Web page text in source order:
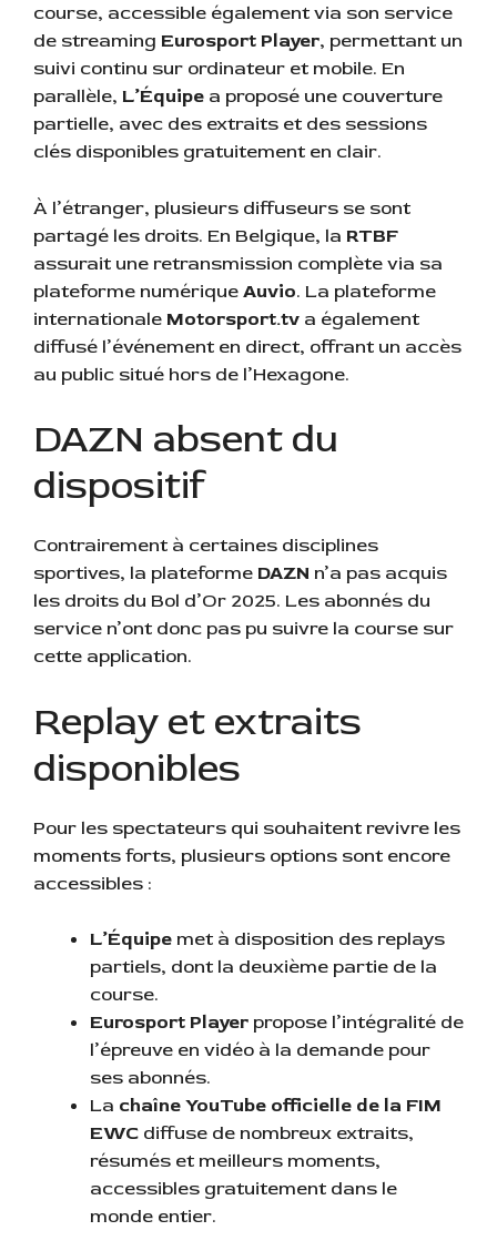
course, accessible également via son service
de streaming Eurosport Player, permettant un
suivi continu sur ordinateur et mobile. En
parallèle, L’Équipe a proposé une couverture
partielle, avec des extraits et des sessions
clés disponibles gratuitement en clair.
À l’étranger, plusieurs diffuseurs se sont
partagé les droits. En Belgique, la RTBF
assurait une retransmission complète via sa
plateforme numériqueAuvio. La plateforme
internationale Motorsport.tv a également
diffusé l’événement en direct, offrant un accès
au public situé hors de l’Hexagone.
DAZN absent du
dispositif
Contrairement à certaines disciplines
sportives, la plateforme DAZN n’a pas acquis
les droits du Bol d’Or 2025. Les abonnés du
service n’ont donc pas pu suivre la course sur
cette application.
Replay et extraits
disponibles
Pour les spectateurs qui souhaitent revivre les
moments forts, plusieurs options sont encore
accessibles :
L’Équipe met à disposition des replays
partiels, dont la deuxième partie de la
course.
Eurosport Player propose l’intégralité de
l’épreuve en vidéo à la demande pour
ses abonnés.
La chaîne YouTube officielle de la FIM
EWC diffuse de nombreux extraits,
résumés et meilleurs moments,
accessibles gratuitement dans le
monde entier.